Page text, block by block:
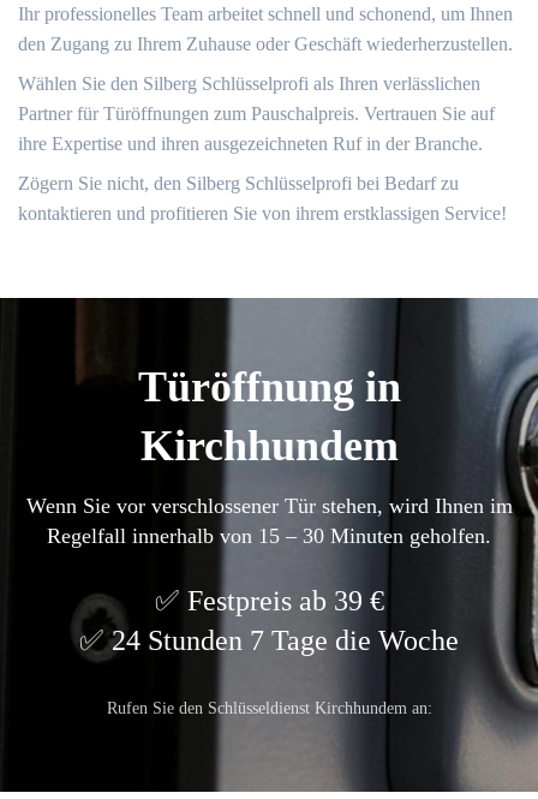
Ihr professionelles Team arbeitet schnell und schonend, um Ihnen
den Zugang zu Ihrem Zuhause oder Geschäft wiederherzustellen.
Wählen Sie den Silberg Schlüsselprofi als Ihren verlässlichen
Partner für Türöffnungen zum Pauschalpreis. Vertrauen Sie auf
ihre Expertise und ihren ausgezeichneten Ruf in der Branche.​
Zögern Sie nicht, den Silberg Schlüsselprofi bei Bedarf zu
kontaktieren und profitieren Sie von ihrem erstklassigen Service!​
Türöffnung in
Kirchhundem
Wenn Sie vor verschlossener Tür stehen, wird Ihnen im
Regelfall innerhalb von 15 – 30 Minuten geholfen.
Festpreis ab 39 €
24 Stunden 7 Tage die Woche
Rufen Sie den Schlüsseldienst Kirchhundem an: